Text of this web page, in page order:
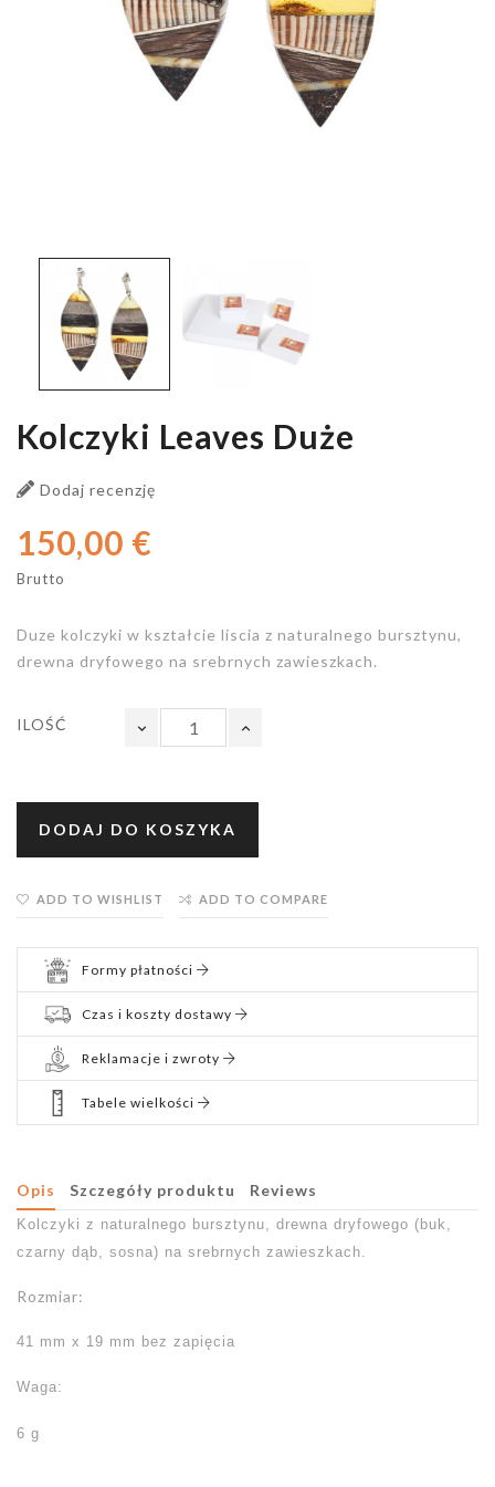
Kolczyki Leaves Duże
Dodaj recenzję
150,00 €
Brutto
Duze kolczyki w kształcie liscia z naturalnego bursztynu,
drewna dryfowego na srebrnych zawieszkach.
ILOŚĆ
DODAJ DO KOSZYKA
ADD TO WISHLIST ADD TO COMPARE
Formy płatności
Czas i koszty dostawy
Reklamacje i zwroty
Tabele wielkości
Opis Szczegóły produktu Reviews
Kolczyki z naturalnego bursztynu, drewna dryfowego (buk,
czarny dąb, sosna) na srebrnych zawieszkach.
Rozmiar:
41 mm x 19 mm bez zapięcia
Waga:
6 g